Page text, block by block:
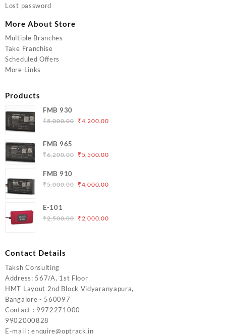
Lost password
More About Store
Multiple Branches
Take Franchise
Scheduled Offers
More Links
Products
FMB 930
₹5,000.00 Original
₹5,000.00.
₹4,200.00Current
FMB 965
₹6,200.00 Original
₹6,200.00.
₹ 5,500.00Current
₹5,500.00.
FMB 910
₹5,000.00 Original
₹5,000.00.
₹4,000.00Current
E-101
₹2,500.00 Original
₹2,000.00Current
Contact Details
Taksh Consulting
Address: 567/A, 1st Floor
HMT Layout 2nd Block Vidyaranyapura,
Bangalore - 560097
Contact : 9972271000
9902000828
E-mail : enquire@optrack.in